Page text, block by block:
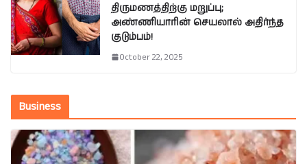
திருமணத்திற்கு மறுப்பு;
அண்ணியாரின் செயலால் அதிர்ந்த
குடும்பம்!
October 22, 2025
Business